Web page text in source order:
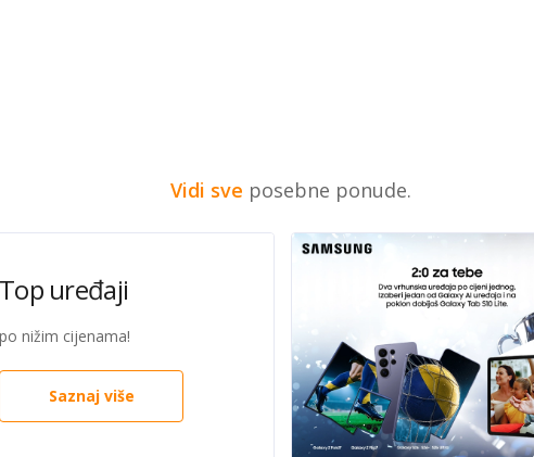
Vidi sve posebne ponude.
Top uređaji
po nižim cijenama!
Saznaj više